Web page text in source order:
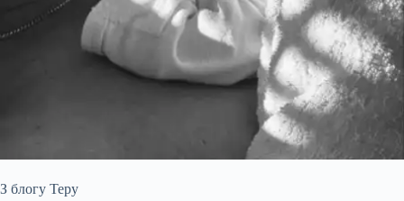
З блогу Теру